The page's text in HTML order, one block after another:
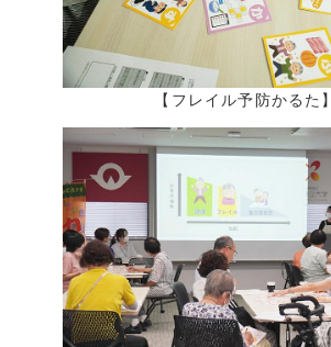
【フレイル予防かるた】